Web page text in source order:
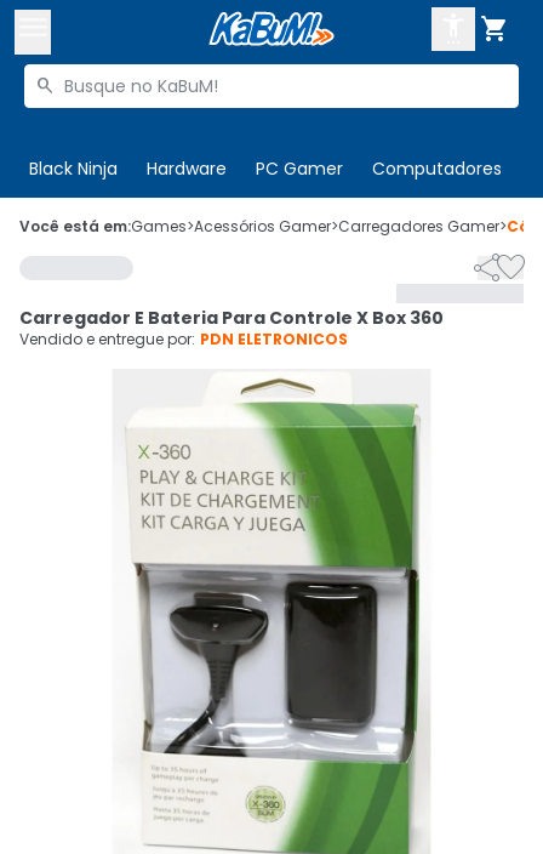

Buscar produtos

Black Ninja Hardware PC Gamer Computadores
 Olá. Acesse sua conta
 Departamentos
Cupons
Ativar tradutor em libras
CADASTRE-SE
Você está em:Games>Acessórios Gamer>Carregadores Gamer>

Carregador E Bateria Para Controle X Box 360
Vendido e entregue por: PDN ELETRONICOS